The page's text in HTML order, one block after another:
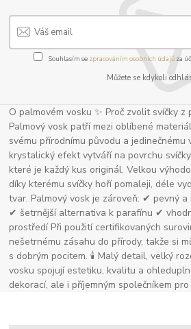
Souhlasím se zpracováním osobních údajůza
Můžete se kdykoli
O palmovém vosku ✨ Proč zvolit svíčky z
Palmový vosk patří mezi oblíbené
svému přírodnímu původu a jedinečnému
krystalický efekt vytváří na povrchu
které je každý kus originál. Velkou
díky kterému svíčky hoří pomaleji, déle
tvar. Palmový vosk je zároveň: ✔ pevný
✔ šetrnější alternativa k parafínu ✔
prostředí Při použití certifikovaných
nešetrnému zásahu do přírody, takže si
s dobrým pocitem. 🕯 Malý detail, velký
vosku spojují estetiku, kvalitu a
dekorací, ale i příjemným společníkem